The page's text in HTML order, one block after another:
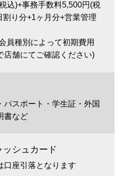
込)+事務手数料5,500円(税
割り分+1ヶ月分+営業管理
員種別によって初期費用
店舗にてご確認ください)
パスポート・学生証・外国
書など
シュカード
口座引落となります